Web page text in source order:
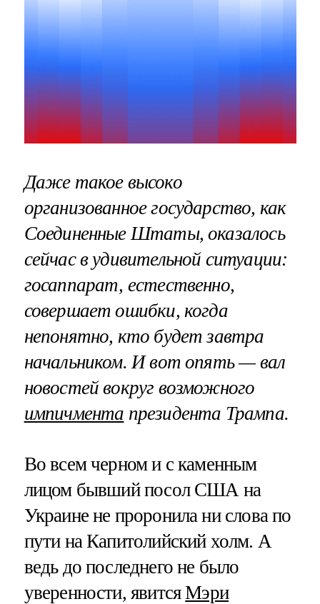
Даже такое высоко
организованное государство, как
Соединенные Штаты, оказалось
сейчас в удивительной ситуации:
госаппарат, естественно,
совершает ошибки, когда
непонятно, кто будет завтра
начальником. И вот опять — вал
новостей вокруг возможного
импичмента президента Трампа.
Во всем черном и с каменным
лицом бывший посол США на
Украине не проронила ни слова по
пути на Капитолийский холм. А
ведь до последнего не было
уверенности, явитсяМэри